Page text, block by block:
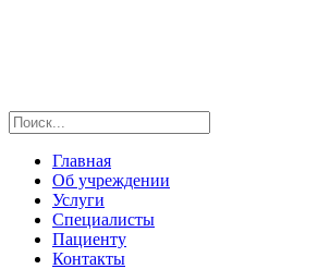
Главная
Об учреждении
Услуги
Специалисты
Пациенту
Контакты